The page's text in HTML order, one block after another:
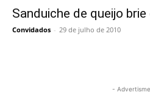
Sanduiche de queijo
Convidados - 29 de julho de 2010
-